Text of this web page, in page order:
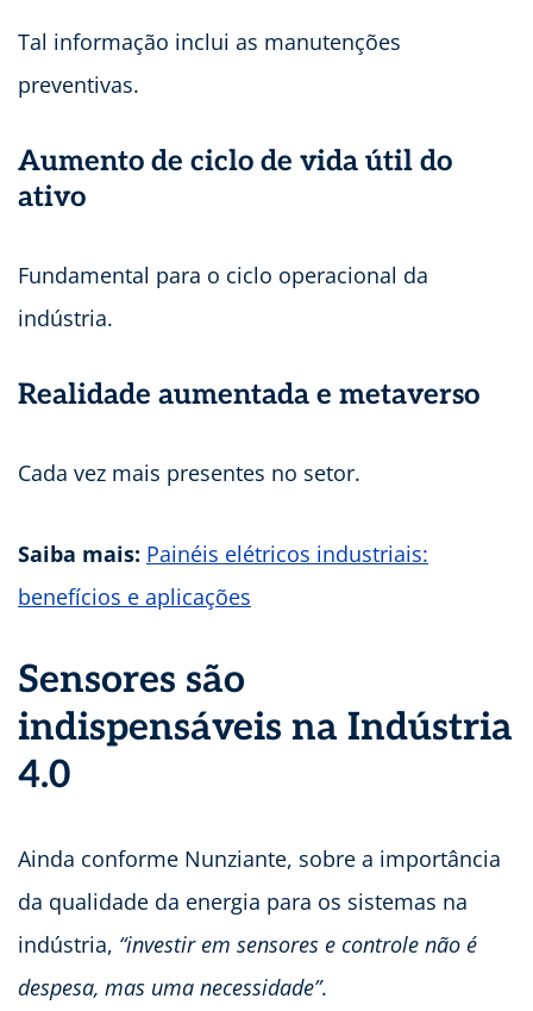
Tal informação inclui as manutenções
preventivas.
Aumento de ciclo de vida útil do
ativo
Fundamental para o ciclo operacional da
indústria.
Realidade aumentada e metaverso
Cada vez mais presentes no setor.
Saiba mais: Painéis elétricos industriais:
benefícios e aplicações
Sensores são
indispensáveis na Indústria
4.0
Ainda conforme Nunziante, sobre a importância
da qualidade da energia para os sistemas na
indústria, “investir em sensores e controle não é
despesa, mas uma necessidade”.